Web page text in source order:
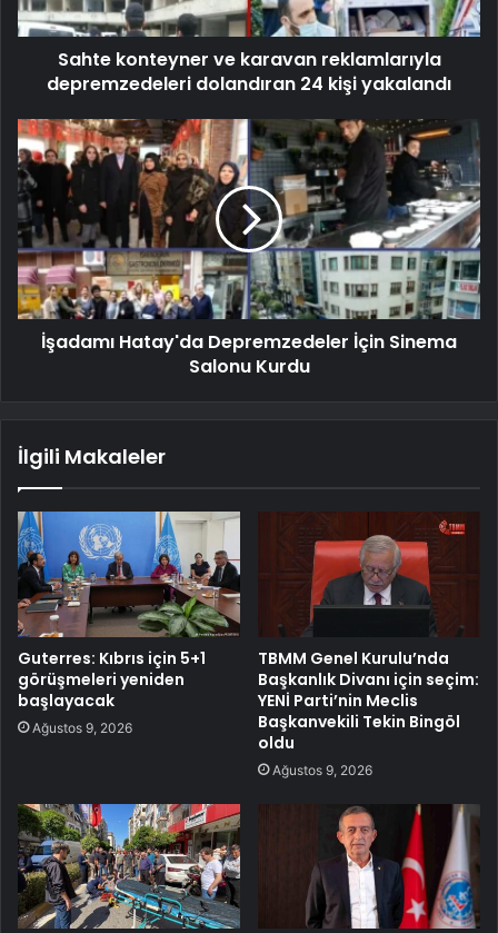
Sahte konteyner ve karavan reklamlarıyla
depremzedeleri dolandıran 24 kişi yakalandı
İşadamı Hatay'da Depremzedeler İçin Sinema
Salonu Kurdu
İlgili Makaleler
Guterres: Kıbrıs için 5+1
görüşmeleri yeniden
başlayacak
Ağustos 9, 2026
TBMM Genel Kurulu’nda
Başkanlık Divanı için seçim:
YENİ Parti’nin Meclis
Başkanvekili Tekin Bingöl
oldu
Ağustos 9, 2026